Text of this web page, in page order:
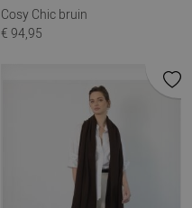
Cosy Chic bruin
€ 94,95